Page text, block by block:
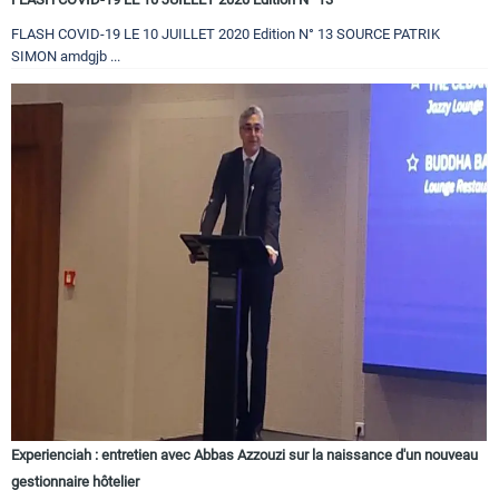
FLASH COVID-19 LE 10 JUILLET 2020 Edition N° 13 SOURCE PATRIK
SIMON amdgjb ...
Experienciah : entretien avec Abbas Azzouzi sur la naissance d'un nouveau
gestionnaire hôtelier